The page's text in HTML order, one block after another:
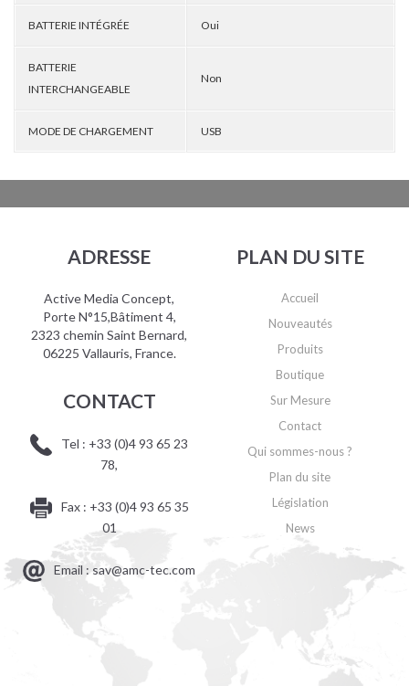
BATTERIE INTÉGRÉE Oui
BATTERIE
INTERCHANGEABLE
Non
MODE DE CHARGEMENT USB
ADRESSE
Active Media Concept,
Porte N°15,Bâtiment 4,
2323 chemin Saint Bernard,
06225 Vallauris, France.
CONTACT
Tel : +33 (0)4 93 65 23
78,
Fax : +33 (0)4 93 65 35
01
Email : sav@amc-tec.com
PLAN DU SITE
Accueil
Nouveautés
Produits
Boutique
Sur Mesure
Contact
Qui sommes-nous ?
Plan du site
Législation
News